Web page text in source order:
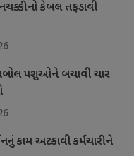
કેબલ તફડાવી
પશુઓને બચાવી ચાર
કામ અટકાવી કર્મચારીને